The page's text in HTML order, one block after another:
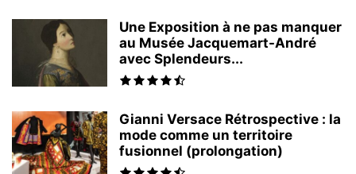
Une Exposition à ne pas manquer
au Musée Jacquemart-André
avec Splendeurs...
Gianni Versace Rétrospective : la
mode comme un territoire
fusionnel (prolongation)